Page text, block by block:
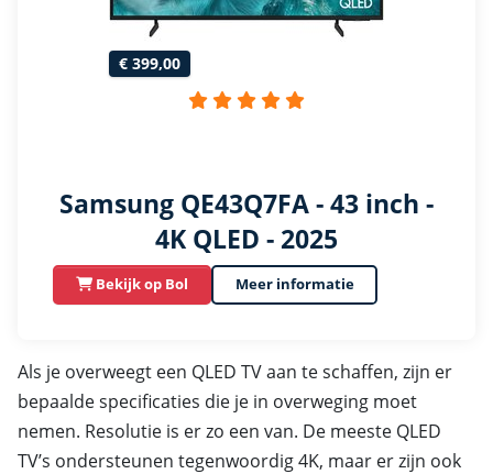
€ 399,00
Samsung QE43Q7FA - 43 inch -
4K QLED - 2025
Bekijk op Bol Meer informatie
Als je overweegt een QLED TV aan te schaffen, zijn er
bepaalde specificaties die je in overweging moet
nemen. Resolutie is er zo een van. De meeste QLED
TV’s ondersteunen tegenwoordig 4K, maar er zijn ook